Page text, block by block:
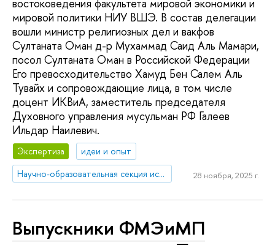
востоковедения факультета мировой экономики и
мировой политики НИУ ВШЭ. В состав делегации
вошли министр религиозных дел и вакфов
Султаната Оман д-р Мухаммад Саид Аль Мамари,
посол Султаната Оман в Российской Федерации
Его превосходительство Хамуд Бен Салем Аль
Тувайх и сопровождающие лица, в том числе
доцент ИКВиА, заместитель председателя
Духовного управления мусульман РФ Галеев
Ильдар Наилевич.
Экспертиза
идеи и опыт
Научно-образовательная секция исследований Ближнего Востока и Северной Африки
28 ноября, 2025 г.
Выпускники ФМЭиМП